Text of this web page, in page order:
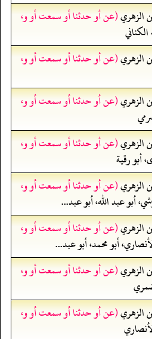
الزهري(عن أو حدثنا أو سمعت أو و،
الزهري(عن أو حدثنا أو سمعت أو و،
الزهري(عن أو حدثنا أو سمعت أو و،
الزهري(عن أو حدثنا أو سمعت أو و،
أبو رقية
الزهري(عن أو حدثنا أو سمعت أو و،
أبو عبد الله، أبو عبد...
الزهري(عن أو حدثنا أو سمعت أو و،
أبو محمد، أبو عبد...
الزهري(عن أو حدثنا أو سمعت أو و،
الزهري(عن أو حدثنا أو سمعت أو و،